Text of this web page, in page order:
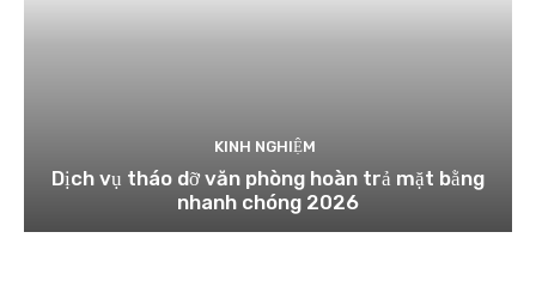
KINH NGHIỆM
Dịch vụ tháo dỡ văn phòng hoàn trả mặt bằng
nhanh chóng 2026